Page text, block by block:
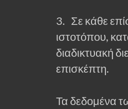
3. Σε κάθε
ιστοτόπου,
διαδικτυακή
επισκέπτη.
Τα δεδομένα